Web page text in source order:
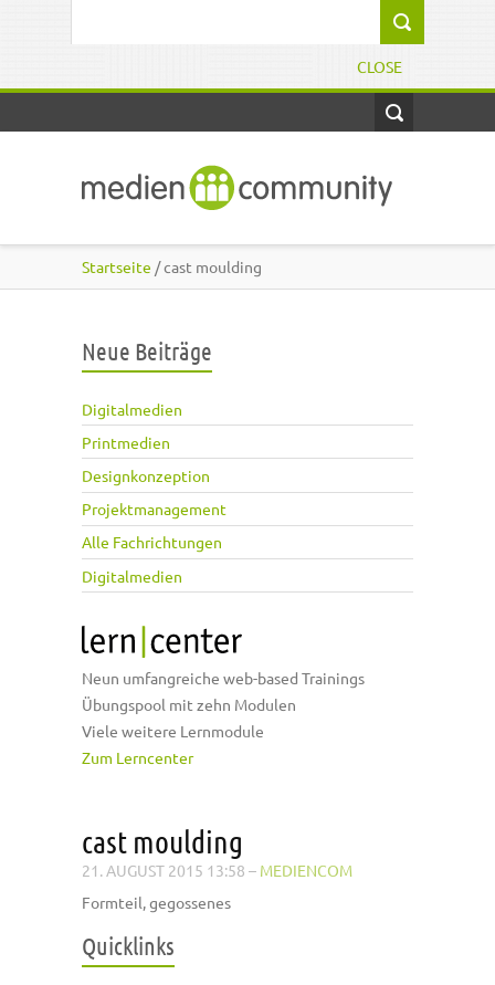
CLOSE
Startseite / cast moulding
Neue Beiträge
Digitalmedien
Printmedien
Designkonzeption
Projektmanagement
Alle Fachrichtungen
Digitalmedien
Neun umfangreiche web-based Trainings
Übungspool mit zehn Modulen
Viele weitere Lernmodule
Zum Lerncenter
cast moulding
21. AUGUST 2015 13:58 – MEDIENCOM
Formteil, gegossenes
Quicklinks